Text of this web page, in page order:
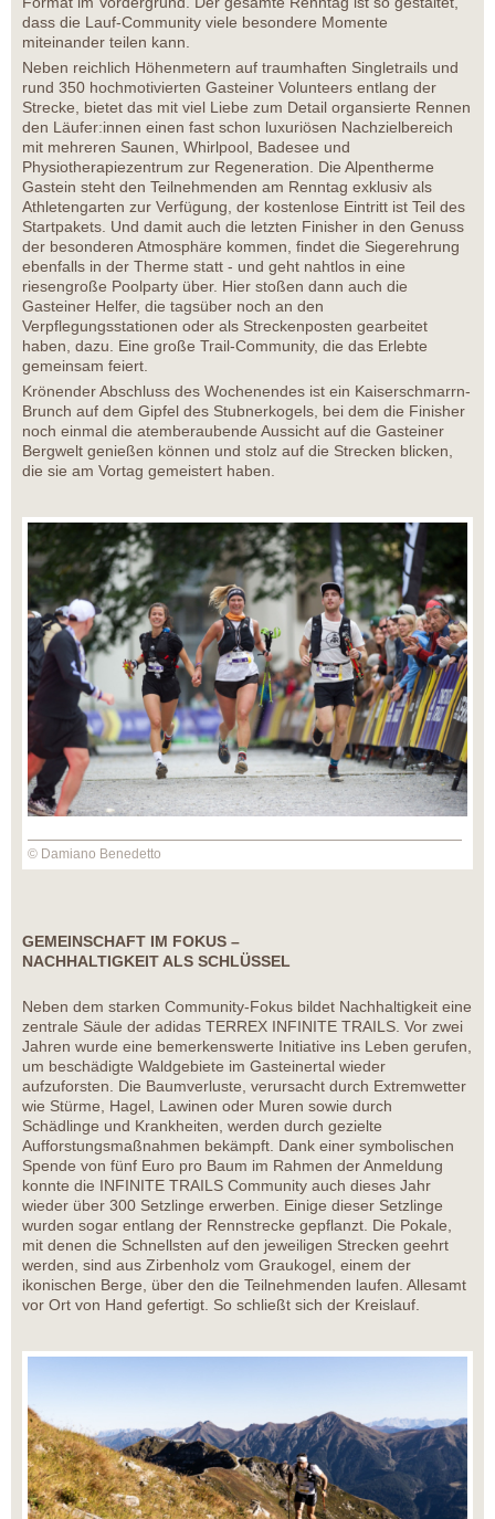
dass die Lauf-Community viele besondere Momente
miteinander teilen kann.
Neben reichlich Höhenmetern auf traumhaften Singletrails und
rund 350 hochmotivierten Gasteiner Volunteers entlang der
Strecke, bietet das mit viel Liebe zum Detail organsierte Rennen
den Läufer:innen einen fast schon luxuriösen Nachzielbereich
mit mehreren Saunen, Whirlpool, Badesee und
Physiotherapiezentrum zur Regeneration. Die Alpentherme
Gastein steht den Teilnehmenden am Renntag exklusiv als
Athletengarten zur Verfügung, der kostenlose Eintritt ist Teil des
Startpakets. Und damit auch die letzten Finisher in den Genuss
der besonderen Atmosphäre kommen, findet die Siegerehrung
ebenfalls in der Therme statt - und geht nahtlos in eine
riesengroße Poolparty über. Hier stoßen dann auch die
Gasteiner Helfer, die tagsüber noch an den
Verpflegungsstationen oder als Streckenposten gearbeitet
haben, dazu. Eine große Trail-Community, die das Erlebte
gemeinsam feiert.
Krönender Abschluss des Wochenendes ist ein Kaiserschmarrn-
Brunch auf dem Gipfel des Stubnerkogels, bei dem die Finisher
noch einmal die atemberaubende Aussicht auf die Gasteiner
Bergwelt genießen können und stolz auf die Strecken blicken,
die sie am Vortag gemeistert haben.
© Damiano Benedetto
GEMEINSCHAFT IM FOKUS –
NACHHALTIGKEIT ALS SCHLÜSSEL
Neben dem starken Community-Fokus bildet Nachhaltigkeit eine
zentrale Säule der adidas TERREX INFINITE TRAILS. Vor zwei
Jahren wurde eine bemerkenswerte Initiative ins Leben gerufen,
um beschädigte Waldgebiete im Gasteinertal wieder
aufzuforsten. Die Baumverluste, verursacht durch Extremwetter
wie Stürme, Hagel, Lawinen oder Muren sowie durch
Schädlinge und Krankheiten, werden durch gezielte
Aufforstungsmaßnahmen bekämpft. Dank einer symbolischen
Spende von fünf Euro pro Baum im Rahmen der Anmeldung
konnte die INFINITE TRAILS Community auch dieses Jahr
wieder über 300 Setzlinge erwerben. Einige dieser Setzlinge
wurden sogar entlang der Rennstrecke gepflanzt. Die Pokale,
mit denen die Schnellsten auf den jeweiligen Strecken geehrt
werden, sind aus Zirbenholz vom Graukogel, einem der
ikonischen Berge, über den die Teilnehmenden laufen. Allesamt
vor Ort von Hand gefertigt. So schließt sich der Kreislauf.